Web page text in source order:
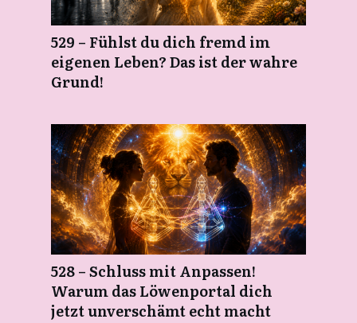
529 – Fühlst du dich fremd im
eigenen Leben? Das ist der wahre
Grund!
528 – Schluss mit Anpassen!
Warum das Löwenportal dich
jetzt unverschämt echt macht